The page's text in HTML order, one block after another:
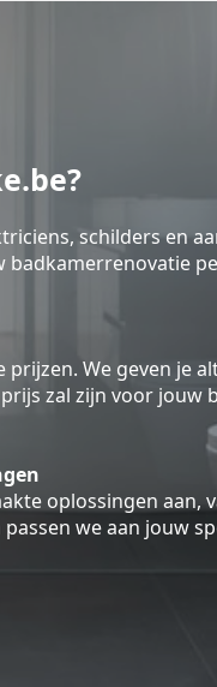
schilders en
badkamerrenovatie
We geven je
zal zijn voor jouw
oplossingen aan,
we aan jouw